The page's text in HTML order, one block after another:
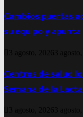
Cambios puertas
su equipo y
3 agosto, 2026 3
Centros de salud
Semana de la
3 agosto, 2026 3